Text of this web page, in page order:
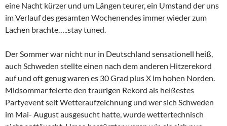
eine Nacht kürzer und um Längen teurer, ein Umstand der uns
im Verlauf des gesamten Wochenendes immer wieder zum
Lachen brachte…..stay tuned.
Der Sommer war nicht nur in Deutschland sensationell heiß,
auch Schweden stellte einen nach dem anderen Hitzerekord
auf und oft genug waren es 30 Grad plus X im hohen Norden.
Midsommar feierte den traurigen Rekord als heißestes
Partyevent seit Wetteraufzeichnung und wer sich Schweden
im Mai- August ausgesucht hatte, wurde wettertechnisch